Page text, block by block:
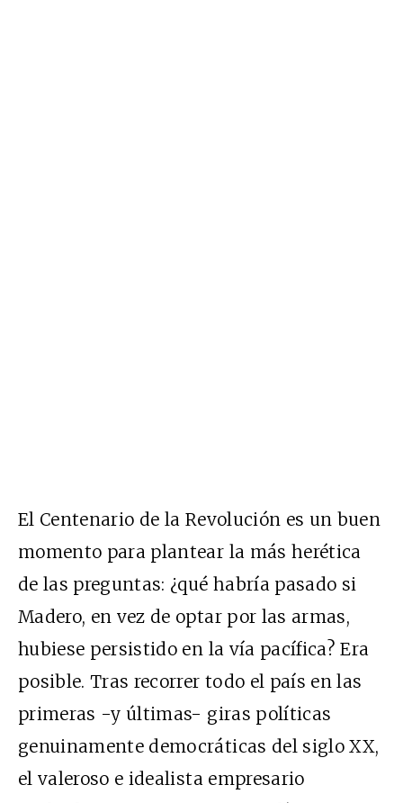
El Centenario de la Revolución es un buen
momento para plantear la más herética
de las preguntas: ¿qué habría pasado si
Madero, en vez de optar por las armas,
hubiese persistido en la vía pacífica? Era
posible. Tras recorrer todo el país en las
primeras -y últimas- giras políticas
genuinamente democráticas del siglo XX,
el valeroso e idealista empresario